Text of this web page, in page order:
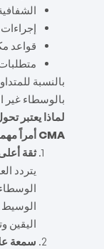
إجراءات
قواعد
متطلبات
بالنسبة
بالوسطاء
CMA أمراً مهماً
ثقة
يتردد
اليقين
سمعة